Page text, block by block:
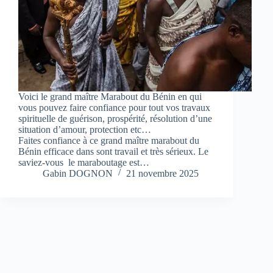
Voici le grand maître Marabout du Bénin en qui
vous pouvez faire confiance pour tout vos travaux
spirituelle de guérison, prospérité, résolution d’une
situation d’amour, protection etc…
Faites confiance à ce grand maître marabout du
Bénin efficace dans sont travail et très sérieux. Le
saviez-vous le maraboutage est…
Gabin DOGNON
21 novembre 2025